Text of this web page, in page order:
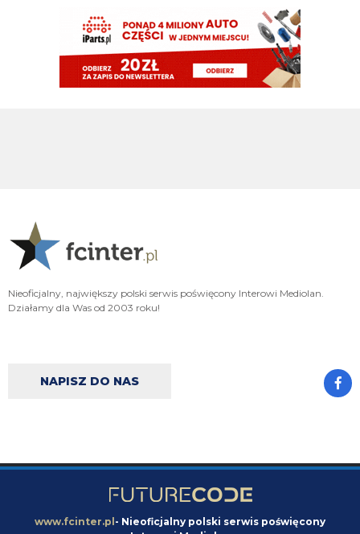
bocznego obrońcy, Lamine Sy. 🇫🇷
10.08.2026 07:32
Maszyna losująca uległa awarii podobno, więc Ausilio wrócił do tego co
potrafi najlepiej
VVujek
Do Endra jak ktoś mówi uwierz w siebie , to on pyta czy może uwierzyć w
kogoś innego xd
Jedyny człowiek który nie ma szacunku nawet sam do siebie
Miłośnik i wielbiciel wielkich murzynów sidibe singo pepe a teraz Norton
I dalej chcą, a ty kretynie chciałes sidibe i pepe
Nieoficjalny, największy polski serwis poświęcony Interowi Mediolan.
Działamy dla Was od 2003 roku!
NAPISZ DO NAS
www.fcinter.pl- Nieoficjalny polski serwis poświęcony